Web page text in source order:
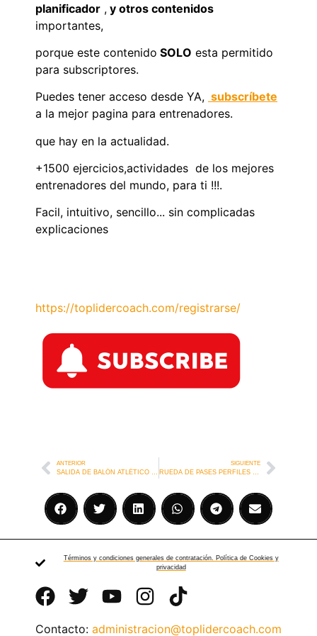
planificador , y otros contenidos
importantes,
porque este contenido SOLO esta permitido
para subscriptores.
Puedes tener acceso desde YA, subscríbete
a la mejor pagina para entrenadores.
que hay en la actualidad.
+1500 ejercicios,actividades de los mejores
entrenadores del mundo, para ti !!!.
Facil, intuitivo, sencillo... sin complicadas
explicaciones
https://toplidercoach.com/registrarse/
ANTERIOR SIGUIENTE
Términos y condiciones generales de contratación. Política de Cookies y
privacidad
Contacto: administracion@toplidercoach.com